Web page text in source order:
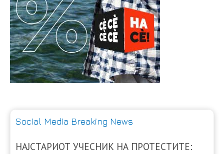
Social Media Breaking News
НАЈСТАРИОТ УЧЕСНИК НА ПРОТЕСТИТЕ: